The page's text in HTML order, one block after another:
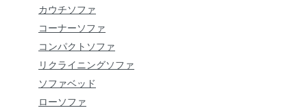
カウチソファ
コーナーソファ
コンパクトソファ
リクライニングソファ
ソファベッド
ローソファ